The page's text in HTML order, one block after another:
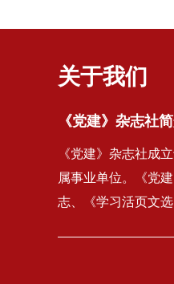
关于我们
《党建》杂志社
《党建》杂志社成
属事业单位。《党
志、《学习活页文